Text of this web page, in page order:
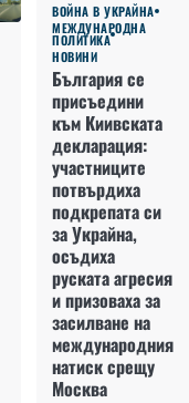
ВОЙНА В УКРАЙНА
МЕЖДУНАРОДНА
ПОЛИТИКА
НОВИНИ
България се
присъедини
към Киивската
декларация:
участниците
потвърдиха
подкрепата си
за Украйна,
осъдиха
руската агресия
и призоваха за
засилване на
международния
натиск срещу
Москва